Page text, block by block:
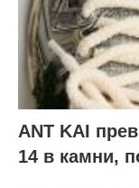
ANT KAI
14 в камни,